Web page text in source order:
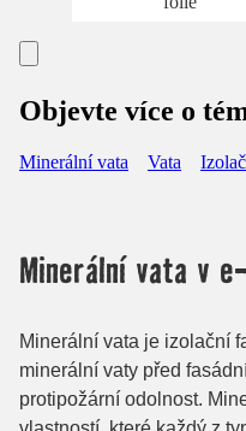
Objevte více o
Minerální vata Vata